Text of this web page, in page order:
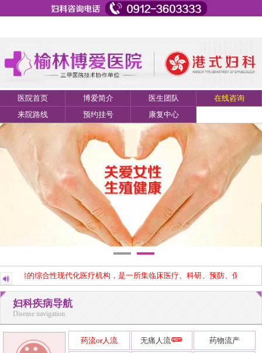
医院首页 博爱简介 医生团队
在线咨询
来院路线
预约挂号 康复中心
批准的综合性现代化医疗机构，是一所集临床医疗、科研、预防、保健、
妇科疾病导航
Disease navigation
药流or人流 无痛人流 药物流产